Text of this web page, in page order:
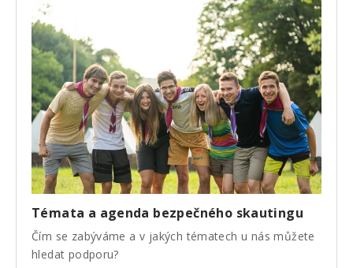
Témata a agenda bezpečného skautingu
Čím se zabýváme a v jakých tématech u nás můžete
hledat podporu?